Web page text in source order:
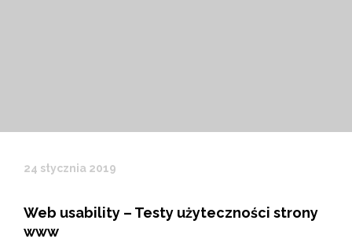
24 stycznia 2019
Web usability – Testy użyteczności strony
www